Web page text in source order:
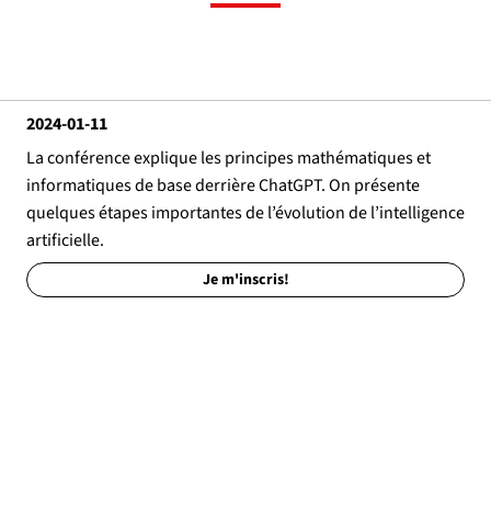
2024-01-11
La conférence explique les principes mathématiques et
informatiques de base derrière ChatGPT. On présente
quelques étapes importantes de l’évolution de l’intelligence
artificielle.
Je m'inscris!